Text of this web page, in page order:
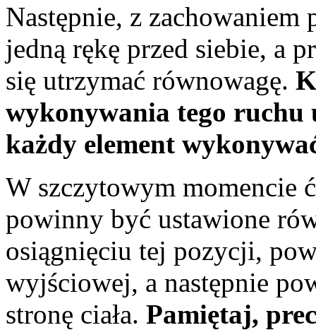
Następnie, z
jedną rękę przed siebie, a
się utrzymać równowagę.
wykonywania tego ruchu
każdy element
W szczytowym momencie
powinny być ustawione
osiągnięciu tej pozycji,
wyjściowej, a następnie
stronę ciała. Pamiętaj,